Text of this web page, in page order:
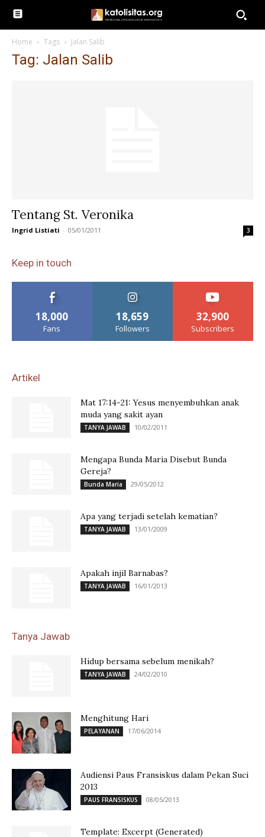
Home Tags Jalan Salib
Tag: Jalan Salib
Tentang St. Veronika
Ingrid Listiati - 05/01/2011 3
Keep in touch
18,000
Fans
18,659
Followers
32,900
Subscribers
Artikel
Mat 17:14-21: Yesus menyembuhkan anak
muda yang sakit ayan
TANYA JAWAB 10/02/2011
Mengapa Bunda Maria Disebut Bunda
Gereja?
Bunda Maria 29/05/2012
Apa yang terjadi setelah kematian?
TANYA JAWAB 13/01/2009
Apakah injil Barnabas?
TANYA JAWAB 16/01/2013
Tanya Jawab
Hidup bersama sebelum menikah?
TANYA JAWAB 24/02/2010
Menghitung Hari
PELAYANAN 17/06/2014
Audiensi Paus Fransiskus dalam Pekan Suci
2013
PAUS FRANSISKUS 08/05/2013
Template: Excerpt (Generated)